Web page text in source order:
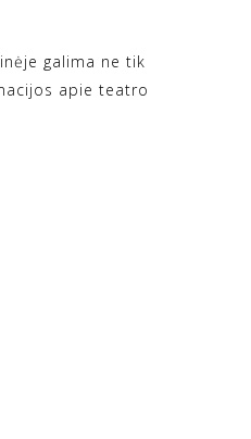
galima ne tik
apie teatro